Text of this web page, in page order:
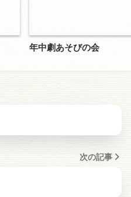
年中劇あそびの会
次の記事